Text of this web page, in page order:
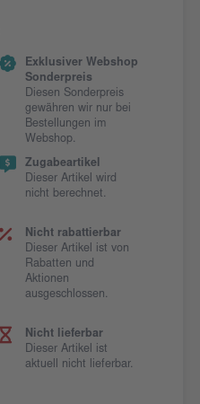
Exklusiver Webshop
Sonderpreis
Diesen Sonderpreis
gewähren wir nur bei
Bestellungen im
Webshop.
Zugabeartikel
Dieser Artikel wird
nicht berechnet.
Nicht rabattierbar
Dieser Artikel ist von
Rabatten und
Aktionen
ausgeschlossen.
Nicht lieferbar
Dieser Artikel ist
aktuell nicht lieferbar.